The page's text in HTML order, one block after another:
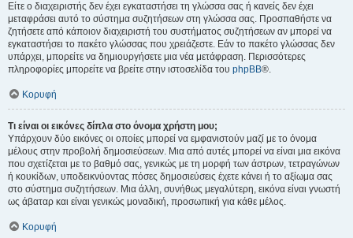
Είτε ο διαχειριστής δεν έχει εγκαταστήσει τη γλώσσα σας ή κανείς δεν έχει
μεταφράσει αυτό το σύστημα συζητήσεων στη γλώσσα σας. Προσπαθήστε να
ζητήσετε από κάποιον διαχειριστή του συστήματος συζητήσεων αν μπορεί να
εγκαταστήσει το πακέτο γλώσσας που χρειάζεστε. Εάν το πακέτο γλώσσας δεν
υπάρχει, μπορείτε να δημιουργήσετε μια νέα μετάφραση. Περισσότερες
πληροφορίες μπορείτε να βρείτε στην ιστοσελίδα του phpBB®.
Κορυφή
Τι είναι οι εικόνες δίπλα στο όνομα χρήστη μου;
Υπάρχουν δύο εικόνες οι οποίες μπορεί να εμφανιστούν μαζί με το όνομα
μέλους στην προβολή δημοσιεύσεων. Μια από αυτές μπορεί να είναι μια εικόνα
που σχετίζεται με το βαθμό σας, γενικώς με τη μορφή των άστρων, τετραγώνων
ή κουκίδων, υποδεικνύοντας πόσες δημοσιεύσεις έχετε κάνει ή το αξίωμα σας
στο σύστημα συζητήσεων. Μια άλλη, συνήθως μεγαλύτερη, εικόνα είναι γνωστή
ως άβαταρ και είναι γενικώς μοναδική, προσωπική για κάθε μέλος.
Κορυφή